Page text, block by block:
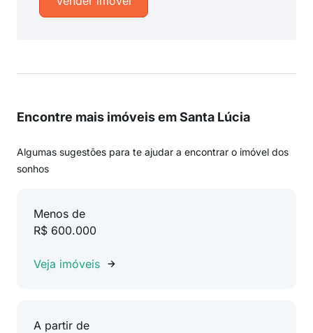
Encontre mais imóveis em Santa Lúcia
Algumas sugestões para te ajudar a encontrar o imóvel dos
sonhos
Menos de
R$ 600.000
Veja imóveis
A partir de